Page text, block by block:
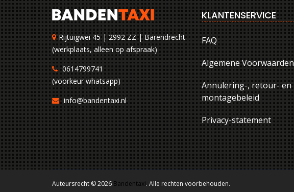
Rijtuigwei 45 | 2992 ZZ | Barendrecht
(werkplaats, alleen op afspraak)
0614799741
(voorkeur whatsapp)
info@bandentaxi.nl
KLANTENSERVICE
FAQ
Algemene Voorwaarden
Annulering-, retour- en
montagebeleid
Privacy-statement
Auteursrecht © 2026 Bandentaxi. Alle rechten voorbehouden.